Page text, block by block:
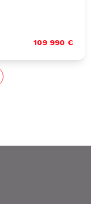
109 990 €